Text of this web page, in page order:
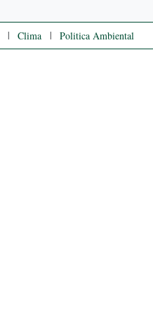
| Clima | Politica Ambiental